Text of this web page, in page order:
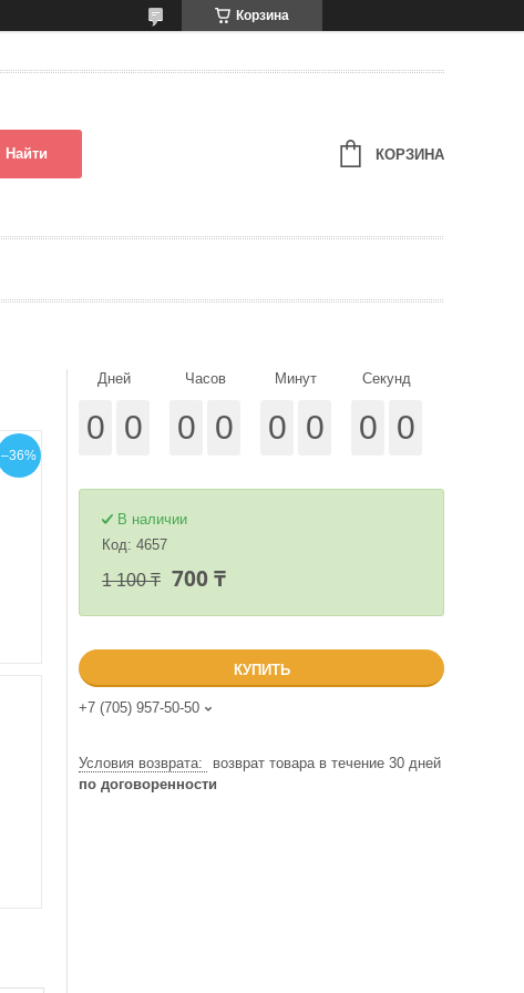
Корзина
Найти КОРЗИНА
–36%
Дней
0 0
Часов
0 0
Минут
0 0
Секунд
0 0
В наличии
Код: 4657
1 100 ₸ 700 ₸
КУПИТЬ
+7 (705) 957-50-50
возврат товара в течение 30 дней
по договоренности